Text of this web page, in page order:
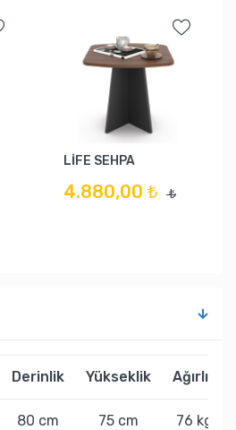
LİFE SEHPA
4.880,00 ₺ ₺
Derinlik Yükseklik Ağırlık
80 cm 75 cm 76 kg